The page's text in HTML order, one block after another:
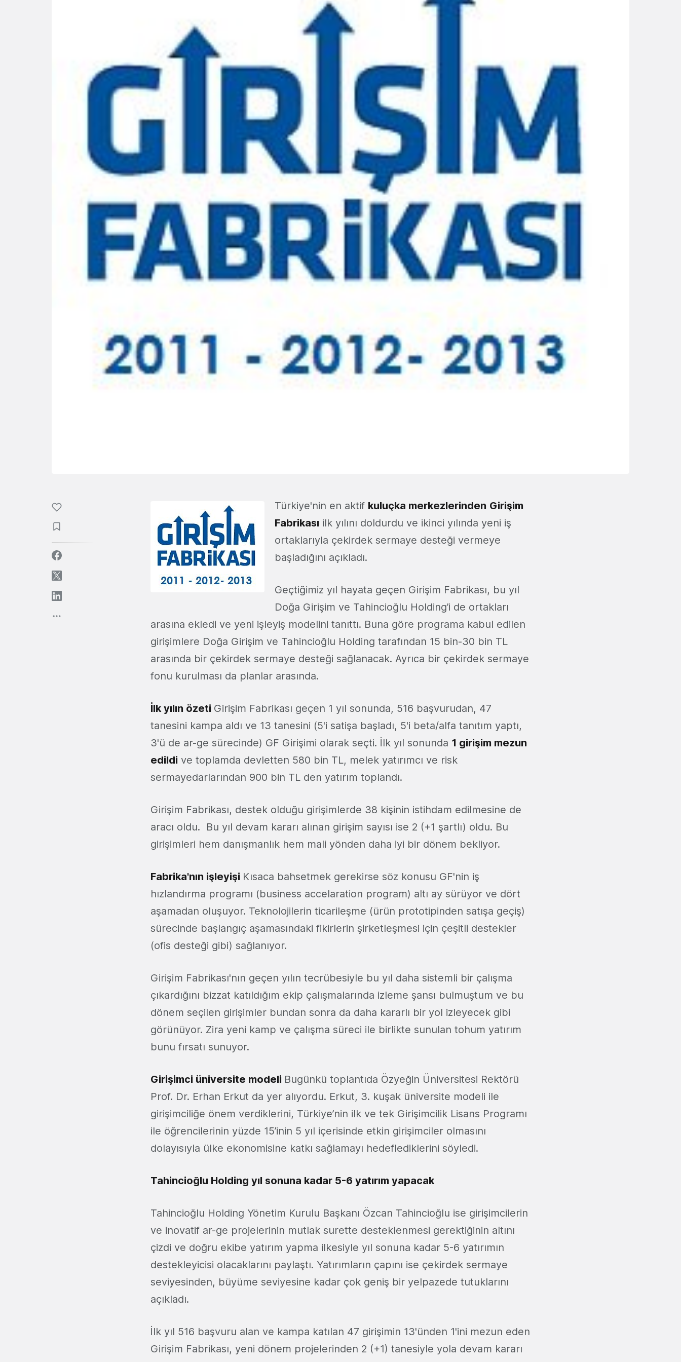
Türkiye'nin en aktif kuluçka merkezlerinden Girişim
Fabrikası ilk yılını doldurdu ve ikinci yılında yeni iş
ortaklarıyla çekirdek sermaye desteği vermeye
başladığını açıkladı.
Geçtiğimiz yıl hayata geçen Girişim Fabrikası, bu yıl
Doğa Girişim ve Tahincioğlu Holding’i de ortakları
arasına ekledi ve yeni işleyiş modelini tanıttı. Buna göre programa kabul edilen
girişimlere Doğa Girişim ve Tahincioğlu Holding tarafından 15 bin-30 bin TL
arasında bir çekirdek sermaye desteği sağlanacak. Ayrıca bir çekirdek sermaye
fonu kurulması da planlar arasında.
İlk yılın özeti Girişim Fabrikası geçen 1 yıl sonunda, 516 başvurudan, 47
tanesini kampa aldı ve 13 tanesini (5'i satişa başladı, 5'i beta/alfa tanıtım yaptı,
3'ü de ar-ge sürecinde) GF Girişimi olarak seçti. İlk yıl sonunda 1 girişim mezun
edildi ve toplamda devletten 580 bin TL, melek yatırımcı ve risk
sermayedarlarından 900 bin TL den yatırım toplandı.
Girişim Fabrikası, destek olduğu girişimlerde 38 kişinin istihdam edilmesine de
aracı oldu. Bu yıl devam kararı alınan girişim sayısı ise 2 (+1 şartlı) oldu. Bu
girişimleri hem danışmanlık hem mali yönden daha iyi bir dönem bekliyor.
Fabrika'nın işleyişi Kısaca bahsetmek gerekirse söz konusu GF'nin iş
hızlandırma programı (business accelaration program) altı ay sürüyor ve dört
aşamadan oluşuyor. Teknolojilerin ticarileşme (ürün prototipinden satışa geçiş)
sürecinde başlangıç aşamasındaki fikirlerin şirketleşmesi için çeşitli destekler
(ofis desteği gibi) sağlanıyor.
Girişim Fabrikası'nın geçen yılın tecrübesiyle bu yıl daha sistemli bir çalışma
çıkardığını bizzat katıldığım ekip çalışmalarında izleme şansı bulmuştum ve bu
dönem seçilen girişimler bundan sonra da daha kararlı bir yol izleyecek gibi
görünüyor. Zira yeni kamp ve çalışma süreci ile birlikte sunulan tohum yatırım
bunu fırsatı sunuyor.
Girişimci üniversite modeli Bugünkü toplantıda Özyeğin Üniversitesi Rektörü
Prof. Dr. Erhan Erkut da yer alıyordu. Erkut, 3. kuşak üniversite modeli ile
girişimciliğe önem verdiklerini, Türkiye’nin ilk ve tek Girişimcilik Lisans Programı
ile öğrencilerinin yüzde 15’inin 5 yıl içerisinde etkin girişimciler olmasını
dolayısıyla ülke ekonomisine katkı sağlamayı hedeflediklerini söyledi.
Tahincioğlu Holding yıl sonuna kadar 5-6 yatırım yapacak
Tahincioğlu Holding Yönetim Kurulu Başkanı Özcan Tahincioğlu ise girişimcilerin
ve inovatif ar-ge projelerinin mutlak surette desteklenmesi gerektiğinin altını
çizdi ve doğru ekibe yatırım yapma ilkesiyle yıl sonuna kadar 5-6 yatırımın
destekleyicisi olacaklarını paylaştı. Yatırımların çapını ise çekirdek sermaye
seviyesinden, büyüme seviyesine kadar çok geniş bir yelpazede tutuklarını
açıkladı.
İlk yıl 516 başvuru alan ve kampa katılan 47 girişimin 13'ünden 1'ini mezun eden
Girişim Fabrikası, yeni dönem projelerinden 2 (+1) tanesiyle yola devam kararı